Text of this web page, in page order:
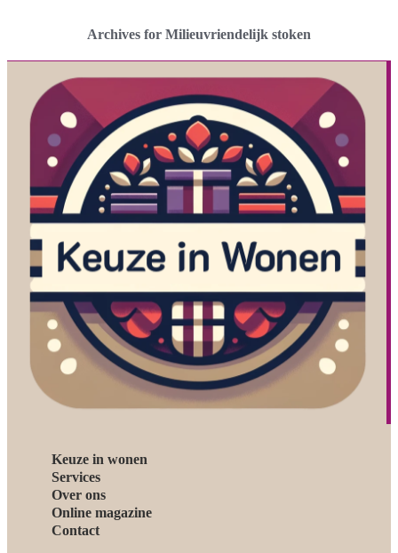
Archives for Milieuvriendelijk stoken
Keuze in wonen
Services
Over ons
Online magazine
Contact